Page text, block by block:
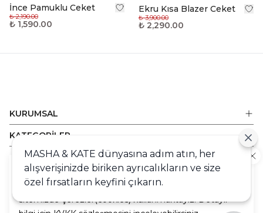
Cookie
Sizlere en iyi alışveriş deneyimini sunabilmek adına
sitemizde çerezler(cookies) kullanmaktayız. Detaylı
İnce Pamuklu Ceket
₺ 2,190.00
₺ 1,590.00
Ekru Kısa Blazer Ceket
₺ 3,900.00
₺ 2,290.00
KURUMSAL
KATEGORİLER
ALIŞVERİŞ
DESTEK
MASHA & KATE dünyasına adım atın, her
alışverişinizde biriken ayrıcalıkların ve size
özel fırsatların keyfini çıkarın.